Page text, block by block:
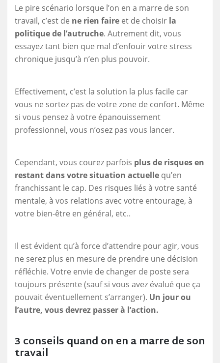
Le pire scénario lorsque l’on en a marre de son
travail, c’est de ne rien faire et de choisir la
politique de l’autruche. Autrement dit, vous
essayez tant bien que mal d’enfouir votre stress
chronique jusqu’à n’en plus pouvoir.
Effectivement, c’est la solution la plus facile car
vous ne sortez pas de votre zone de confort. Même
si vous pensez à votre épanouissement
professionnel, vous n’osez pas vous lancer.
Cependant, vous courez parfois plus de risques en
restant dans votre situation actuelle qu’en
franchissant le cap. Des risques liés à votre santé
mentale, à vos relations avec votre entourage, à
votre bien-être en général, etc..
Il est évident qu’à force d’attendre pour agir, vous
ne serez plus en mesure de prendre une décision
réfléchie. Votre envie de changer de poste sera
toujours présente (sauf si vous avez évalué que ça
pouvait éventuellement s’arranger). Un jour ou
l’autre, vous devrez passer à l’action.
3 conseils quand on en a marre de son
travail